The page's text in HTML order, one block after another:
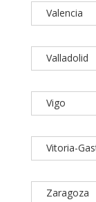
Valencia
Valladolid
Vigo
Vitoria-
Zaragoza